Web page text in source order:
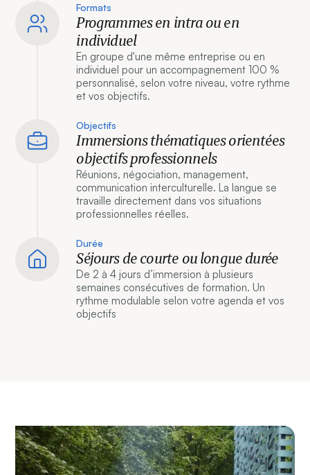
Formats
Programmes en intra ou en
individuel
En groupe d'une même entreprise ou en
individuel pour un accompagnement 100 %
personnalisé, selon votre niveau, votre rythme
et vos objectifs.
Objectifs
Immersions thématiques orientées
objectifs professionnels
Réunions, négociation, management,
communication interculturelle. La langue se
travaille directement dans vos situations
professionnelles réelles.
Durée
Séjours de courte ou longue durée
De 2 à 4 jours d’immersion à plusieurs
semaines consécutives de formation. Un
rythme modulable selon votre agenda et vos
objectifs